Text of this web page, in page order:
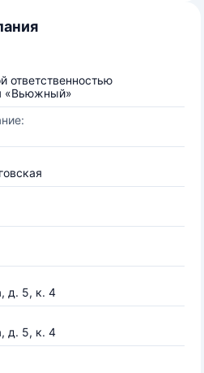
ответственностью
«Вьюжный»
д. 5, к. 4
д. 5, к. 4